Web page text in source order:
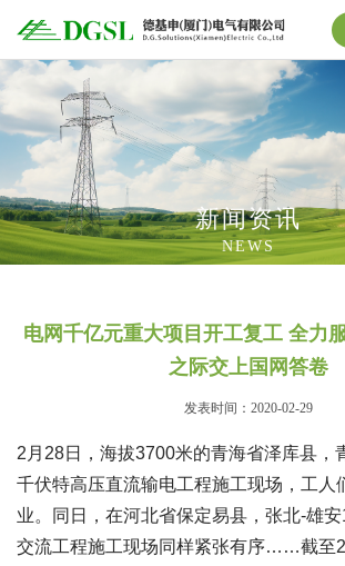
新闻资讯
NEWS
电网千亿元重大项目开工复工 全力
之际交上国网答卷
发表时间：2020-02-29
2月28日，海拔3700米的青海省泽库县
千伏特高压直流输电工程施工现场，工人
业。同日，在河北省保定易县，张北-雄
交流工程施工现场同样紧张有序……截至